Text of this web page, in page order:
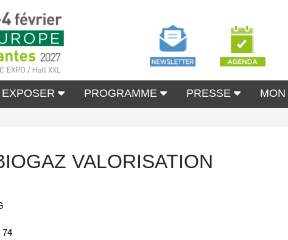
EXPOSER PROGRAMME PRESSE
VALORISATION
74